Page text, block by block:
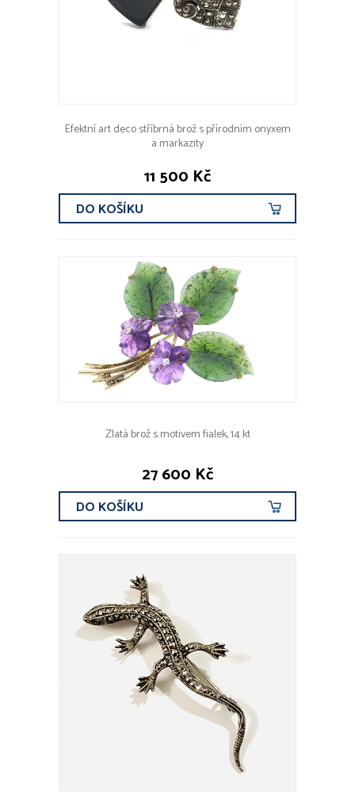
Efektní art deco stříbrná brož s přírodním onyxem
a markazity
11 500 Kč
DO KOŠÍKU
Zlatá brož s motivem fialek, 14 kt
27 600 Kč
DO KOŠÍKU